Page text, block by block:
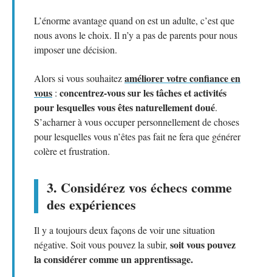
L’énorme avantage quand on est un adulte, c’est que
nous avons le choix. Il n’y a pas de parents pour nous
imposer une décision.
Alors si vous souhaitezaméliorer votre confiance en
vous : concentrez-vous sur les tâches et activités
pour lesquelles vous êtes naturellement doué.
S’acharner à vous occuper personnellement de choses
pour lesquelles vous n’êtes pas fait ne fera que générer
colère et frustration.
3. Considérez vos échecs comme
des expériences
Il y a toujours deux façons de voir une situation
négative. Soit vous pouvez la subir, soit vous pouvez
la considérer comme un apprentissage.